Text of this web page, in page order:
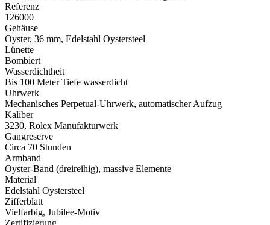
Referenz
126000
Gehäuse
Oyster, 36 mm, Edelstahl Oystersteel
Lünette
Bombiert
Wasserdichtheit
Bis 100 Meter Tiefe wasserdicht
Uhrwerk
Mechanisches Perpetual-Uhrwerk, automatischer Aufzug
Kaliber
3230, Rolex Manufakturwerk
Gangreserve
Circa 70 Stunden
Armband
Oyster-Band (dreireihig), massive Elemente
Material
Edelstahl Oystersteel
Zifferblatt
Vielfarbig, Jubilee-Motiv
Zertifizierung